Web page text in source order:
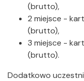
(brutto),
2 miejsce -
(brutto),
3 miejsce -
(brutto).
Dodatkowo